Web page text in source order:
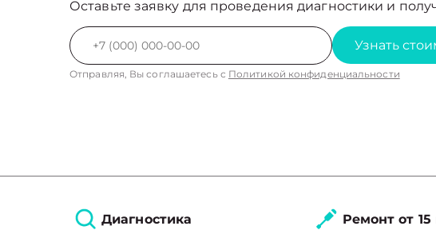
Оставьте заявку для проведения диагностики и
Узнать
Отправляя, Вы соглашаетесь с Политикой конфиденциальности
Диагностика
Ремонт от